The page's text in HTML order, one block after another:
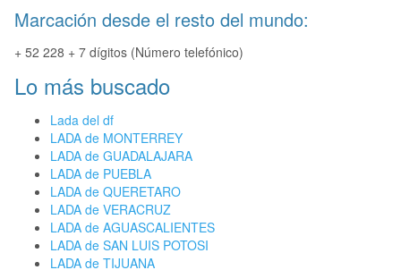
Marcación desde el resto del mundo:
+ 52 228 + 7 dígitos (Número telefónico)
Lo más buscado
Lada del df
LADA de MONTERREY
LADA de GUADALAJARA
LADA de PUEBLA
LADA de QUERETARO
LADA de VERACRUZ
LADA de AGUASCALIENTES
LADA de SAN LUIS POTOSI
LADA de TIJUANA